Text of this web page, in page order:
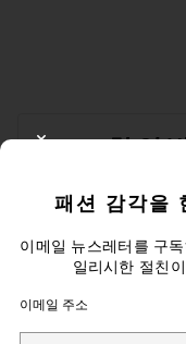
10% 할인
부 가능합니다.개인 정보
Email Address
Sign Up
패션 감각을
이메일 뉴스레터를 구
일리시한 절친
이메일 주소